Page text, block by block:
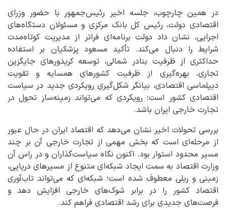
در همین چارچوب، جلسه اخیر رئیس‌جمهور با حضور وزرای
اقتصادی دولت، رئیس کل بانک مرکزی و مسئولان دستگاه‌های
اجرایی، نشان داد دولت برنامه‌ای فراتر از مدیریت کوتاه‌مدت
شرایط را دنبال می‌کند. تأکید مسعود پزشکیان بر استفاده
حداکثری از ظرفیت بنادر شمالی، توسعه کریدورهای جایگزین
تجاری، بهره‌گیری از ظرفیت کشورهای همسایه و تقویت
دیپلماسی اقتصادی، بیانگر شکل‌گیری رویکردی جدید در سیاست
اقتصادی کشور است؛ رویکردی که می‌تواند زمینه‌ساز تحول در
تجارت خارجی ایران باشد.
بررسی تحولات اخیر نشان می‌دهد که اقتصاد ایران در حال عبور
از مرحله‌ای است که بخش مهمی از تجارت خارجی آن بر چند
مسیر محدود استوار بود. اکنون نگاه سیاست‌گذاران و در راس آن
وزارت اقتصاد به سمت ایجاد شبکه‌ای متنوع از مسیرهای دریایی،
زمینی و ریلی معطوف شده است؛ شبکه‌ای که می‌تواند تاب‌آوری
اقتصاد کشور را در برابر شوک‌های خارجی افزایش دهد و
فرصت‌های جدیدی برای رشد اقتصادی فراهم کند.